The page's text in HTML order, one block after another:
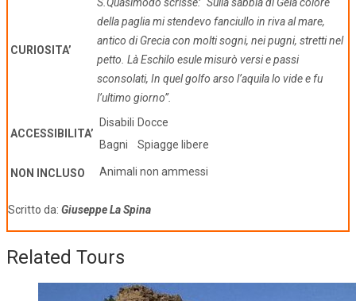
CURIOSITA’
S.Quasimodo scrisse: “ Sulla sabbia di Gela colore
della paglia mi stendevo fanciullo in riva al mare,
antico di Grecia con molti sogni, nei pugni, stretti nel
petto. Là Eschilo esule misurò versi e passi
sconsolati, In quel golfo arso l’aquila lo vide e fu
l’ultimo giorno”.
ACCESSIBILITA’
Disabili Docce
Bagni
Spiagge libere
NON INCLUSO Animali non ammessi
Scritto da: Giuseppe La Spina
Related Tours